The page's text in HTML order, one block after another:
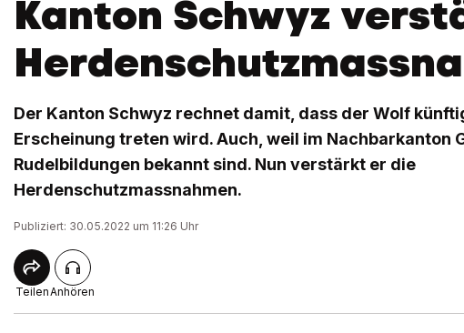
Kanton Schwyz
Der Kanton Schwyz rechnet damit, dass der Wolf
Erscheinung treten wird. Auch, weil im Nachbarkanton
Rudelbildungen bekannt sind. Nun verstärkt er die
Herdenschutzmassnahmen.
Publiziert: 30.05.2022 um 11:26 Uhr
TeilenAnhören